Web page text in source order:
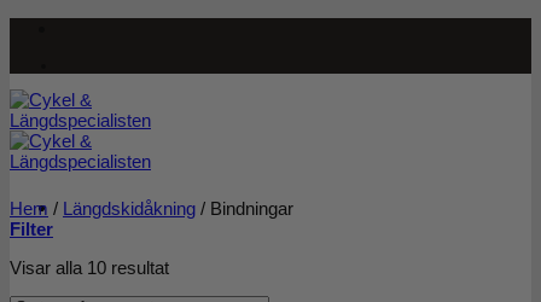
Hem / Längdskidåkning / Bindningar
Filter
Visar alla 10 resultatSortera